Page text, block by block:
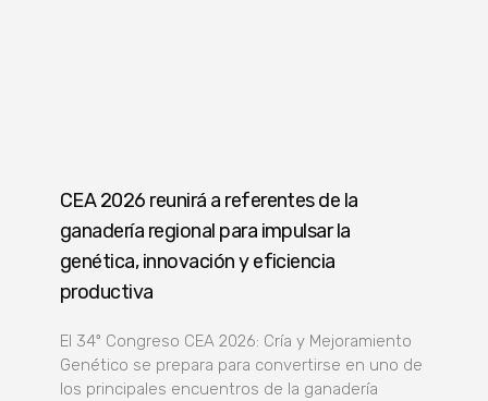
CEA 2026 reunirá a referentes de la
ganadería regional para impulsar la
genética, innovación y eficiencia
productiva
El 34º Congreso CEA 2026: Cría y Mejoramiento
Genético se prepara para convertirse en uno de
los principales encuentros de la ganadería